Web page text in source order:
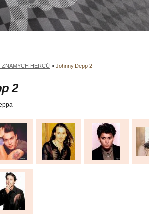
ZNÁMÝCH HERCŮ » Johnny Depp 2
2